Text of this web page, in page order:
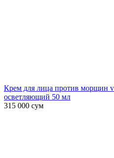
Крем для лица против морщин
осветляющий 50 мл
315 000 сум